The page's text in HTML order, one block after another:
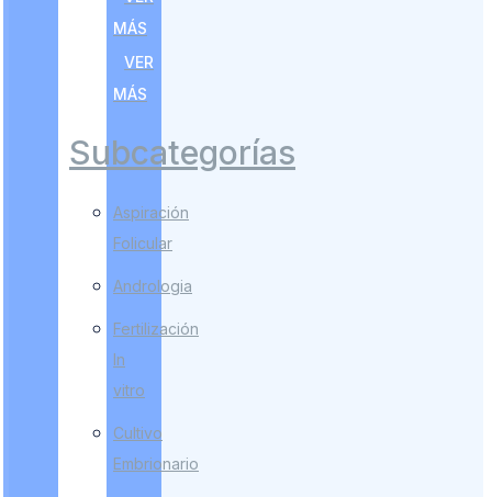
MÁS
VER
MÁS
Subcategorías
Aspiración
Folicular
Andrologia
Fertilización
In
vitro
Cultivo
Embrionario